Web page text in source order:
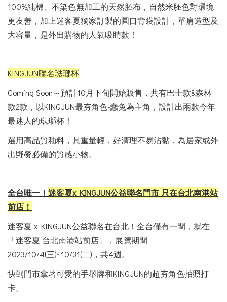
100%純棉、不染色無加工的天然胚布，自然米胚色對環境
更友善，加上迷客夏獨家訂製的圓口背袋設計，單肩造型及
大容量，是外出購物的人氣吸睛款！
KINGJUN聯名琺瑯杯
Coming Soon～預計10月下旬開始販售，共有巴士款&森林
款2款，以KINGJUN最夯角色-蠢兔為主角，設計出兩款今年
最迷人的琺瑯杯！
選用高品質釉料，其重量輕，好清理不易沾黏，為居家或外
出野餐必備的質感小物。
全台唯一！ 迷客夏x KINGJUN公益聯名門市 只在台北南港站
前店！
迷客夏 x KINGJUN公益聯名在台北！全台僅有一間，就在
「迷客夏 台北南港站前店」，展覽期間
2023/10/4(三)~10/31(二)，共4週。
快到門市拿著可愛的手舉牌和KINGJUN的超夯角色拍照打
卡。